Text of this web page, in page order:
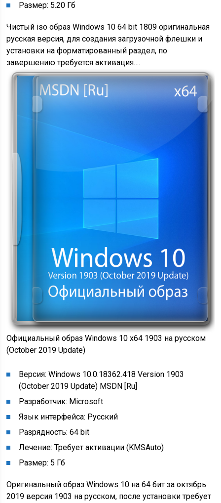
Размер: 5.20 Гб
Чистый iso образ Windows 10 64 bit 1809 оригинальная
русская версия, для создания загрузочной флешки и
установки на форматированный раздел, по
завершению требуется активация….
Официальный образ Windows 10 x64 1903 на русском
(October 2019 Update)
Версия: Windows 10.0.18362.418 Version 1903
(October 2019 Update) MSDN [Ru]
Разработчик: Microsoft
Язык интерфейса: Русский
Разрядность: 64 bit
Лечение: Требует активации (KMSAuto)
Размер: 5 Гб
Оригинальный образ Windows 10 на 64 бит за октябрь
2019 версия 1903 на русском, после установки требует